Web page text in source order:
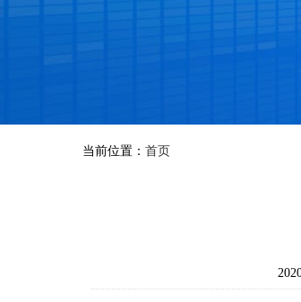
当前位置： 首页